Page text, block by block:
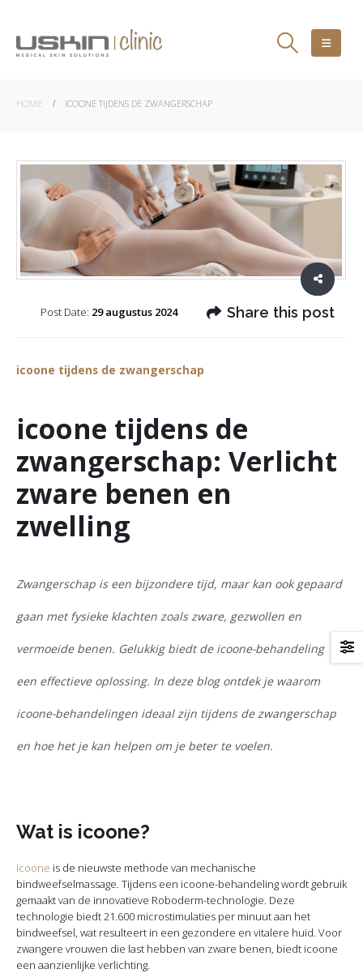
HOME ICOONE TIJDENS DE ZWANGERSCHAP
Share this post
Post Date: 29 augustus 2024
icoone tijdens de zwangerschap
icoone tijdens de
zwangerschap: Verlicht
zware benen en
zwelling
Zwangerschap is een bijzondere tijd, maar kan ook gepaard
gaan met fysieke klachten zoals zware, gezwollen en
vermoeide benen. Gelukkig biedt de icoone-behandeling
een effectieve oplossing. In deze blog ontdek je waarom
icoone-behandelingen ideaal zijn tijdens de zwangerschap
en hoe het je kan helpen om je beter te voelen.
Wat is icoone?
icoone is de nieuwste methode van mechanische
bindweefselmassage. Tijdens een icoone-behandeling wordt gebruik
gemaakt van de innovatieve Roboderm-technologie. Deze
technologie biedt 21.600 microstimulaties per minuut aan het
bindweefsel, wat resulteert in een gezondere en vitalere huid. Voor
zwangere vrouwen die last hebben van zware benen, biedt icoone
een aanzienlijke verlichting.